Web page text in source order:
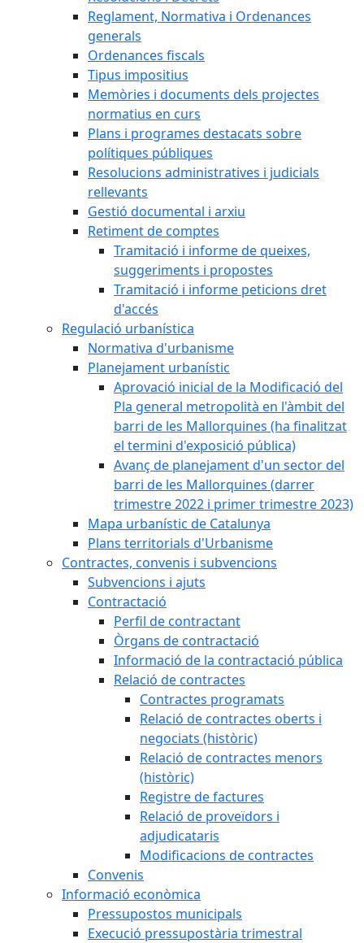
Reglament, Normativa i Ordenances
generals
Ordenances fiscals
Tipus impositius
Memòries i documents dels projectes
normatius en curs
Plans i programes destacats sobre
polítiques públiques
Resolucions administratives i judicials
rellevants
Gestió documental i arxiu
Retiment de comptes
Tramitació i informe de queixes,
suggeriments i propostes
Tramitació i informe peticions dret
d'accés
Regulació urbanística
Normativa d'urbanisme
Planejament urbanístic
Aprovació inicial de la Modificació del
Pla general metropolità en l'àmbit del
barri de les Mallorquines (ha finalitzat
el termini d'exposició pública)
Avanç de planejament d'un sector del
barri de les Mallorquines (darrer
trimestre 2022 i primer trimestre 2023)
Mapa urbanístic de Catalunya
Plans territorials d'Urbanisme
Contractes, convenis i subvencions
Subvencions i ajuts
Contractació
Perfil de contractant
Òrgans de contractació
Informació de la contractació pública
Relació de contractes
Contractes programats
Relació de contractes oberts i
negociats (històric)
Relació de contractes menors
(històric)
Registre de factures
Relació de proveïdors i
adjudicataris
Modificacions de contractes
Convenis
Informació econòmica
Pressupostos municipals
Execució pressupostària trimestral